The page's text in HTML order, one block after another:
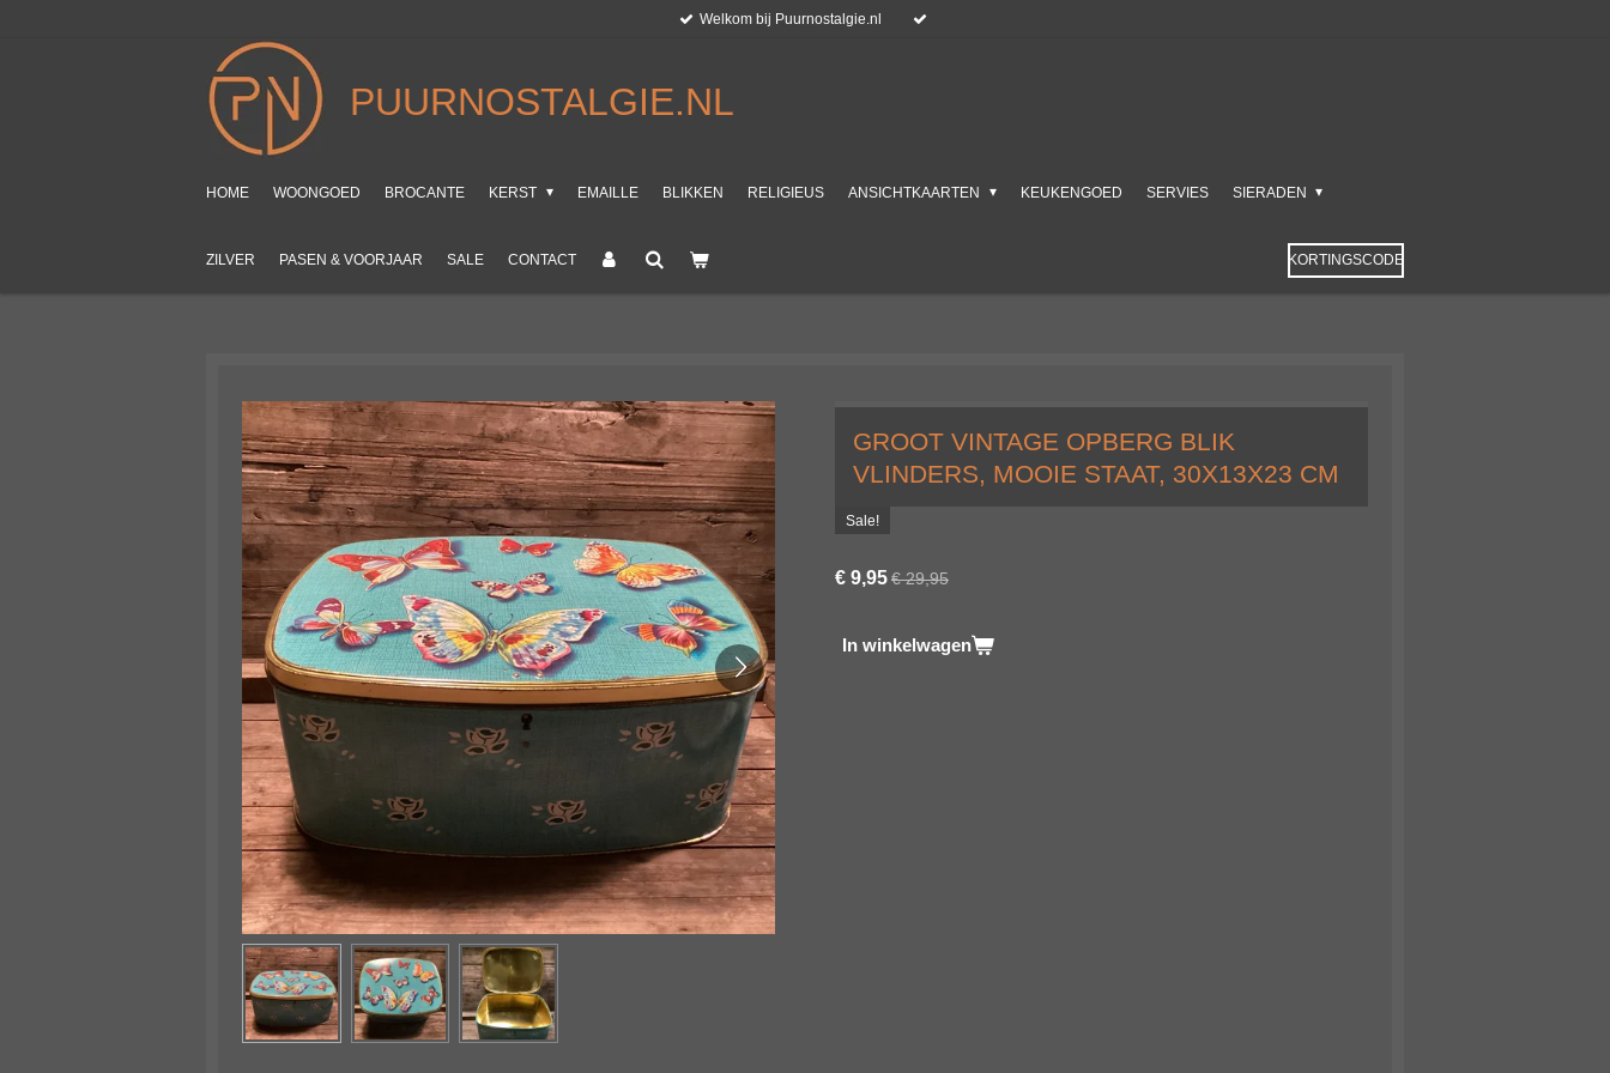
Welkom bij Puurnostalgie.nl
PUURNOSTALGIE.NL
HOME WOONGOED BROCANTE KERST EMAILLE BLIKKEN RELIGIEUS ANSICHTKAARTEN KEUKENGOED SERVIES SIERADEN
ZILVER PASEN & VOORJAAR SALE CONTACT KORTINGSCODE
GROOT VINTAGE OPBERG BLIK
VLINDERS, MOOIE STAAT, 30X13X23 CM
Sale!
€ 9,95 € 29,95
In winkelwagen